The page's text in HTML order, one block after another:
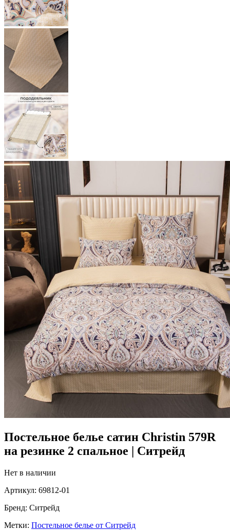
Постельное белье сатин Christin 579R
на резинке 2 спальное | Ситрейд
Нет в наличии
Артикул: 69812-01
Бренд: Ситрейд
Метки: Постельное белье от Ситрейд